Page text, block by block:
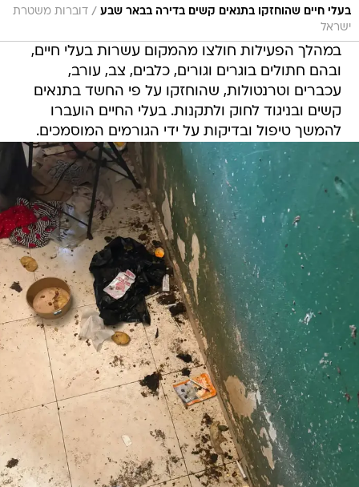
בעלי חיים שהוחזקו בתנאים קשים בדירה בבאר שבע / דוברות משטרת
ישראל
במהלך הפעילות חולצו מהמקום עשרות בעלי חיים,
ובהם חתולים בוגרים וגורים, כלבים, צב, עורב,
עכברים וטרנטולות, שהוחזקו על פי החשד בתנאים
קשים ובניגוד לחוק ולתקנות. בעלי החיים הועברו
להמשך טיפול ובדיקות על ידי הגורמים המוסמכים.